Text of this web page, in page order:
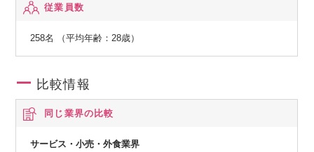
従業員数
258名 （平均年齢：28歳）
比較情報
同じ業界の比較
サービス・小売・外食業界